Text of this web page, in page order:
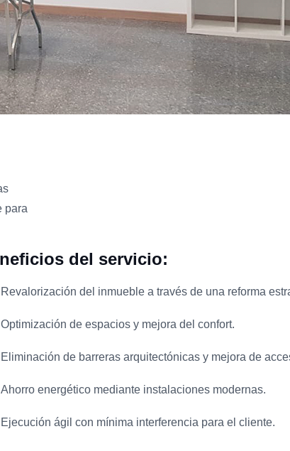
para
del servicio:
Revalorización del inmueble a través de una reforma
Optimización de espacios y mejora del confort.
Eliminación de barreras arquitectónicas y mejora de
Ahorro energético mediante instalaciones modernas.
Ejecución ágil con mínima interferencia para el cliente.